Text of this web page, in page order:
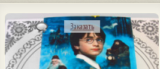
2 Заказать